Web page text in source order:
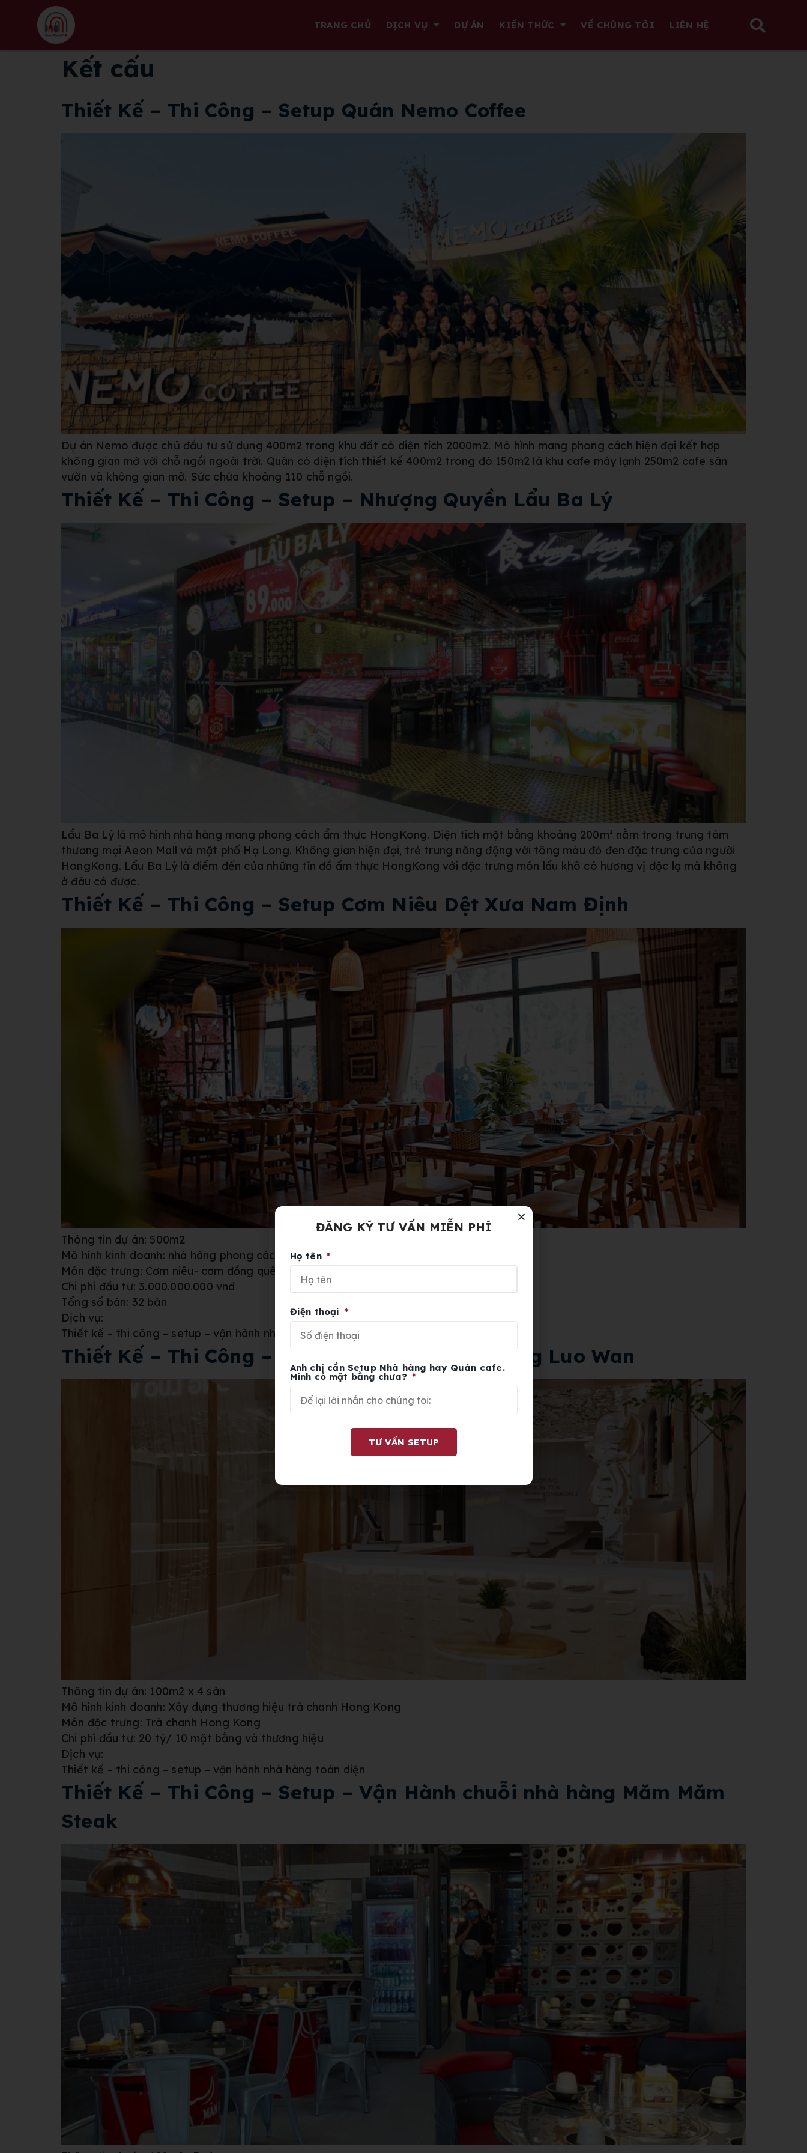
TRANG CHỦ DỊCH VỤ DỰ ÁN KIẾN THỨC VỀ CHÚNG TÔI LIÊN HỆ
Kết cấu
Thiết Kế – Thi Công – Setup Quán Nemo Coffee
Dự án Nemo được chủ đầu tư sử dụng 400m2 trong khu đất có diện tích 2000m2. Mô hình mang phong cách hiện đại kết hợp
không gian mở với chỗ ngồi ngoài trời. Quán có diện tích thiết kế 400m2 trong đó 150m2 là khu cafe máy lạnh 250m2 cafe sân
vườn và không gian mở. Sức chứa khoảng 110 chỗ ngồi.
Thiết Kế – Thi Công – Setup – Nhượng Quyền Lẩu Ba Lý
Lẩu Ba Lý là mô hình nhà hàng mang phong cách ẩm thực HongKong. Diện tích mặt bằng khoảng 200m² nằm trong trung tâm
thương mại Aeon Mall và mặt phố Hạ Long. Không gian hiện đại, trẻ trung năng động với tông màu đỏ đen đặc trưng của người
HongKong. Lẩu Ba Lý là điểm đến của những tín đồ ẩm thực HongKong với đặc trưng món lẩu khô có hương vị độc lạ mà không
ở đâu có được.
Thiết Kế – Thi Công – Setup Cơm Niêu Dệt Xưa Nam Định
Thông tin dự án: 500m2
Mô hình kinh doanh: nhà hàng phong cách Việt Nam
Món đặc trưng: Cơm niêu- cơm đồng quê
Chi phí đầu tư: 3.000.000.000 vnd
Tổng số bàn: 32 bàn
Dịch vụ:
Thiết kế – thi công – setup – vận hành nhà hàng toàn diện
Thiết Kế – Thi Công – Trà Chanh HongKong Tong Luo Wan
Thông tin dự án: 100m2 x 4 sàn
Mô hình kinh doanh: Xây dựng thương hiệu trà chanh Hong Kong
Món đặc trưng: Trà chanh Hong Kong
Chi phí đầu tư: 20 tỷ/ 10 mặt bằng và thương hiệu
Dịch vụ:
Thiết kế – thi công – setup – vận hành nhà hàng toàn diện
Thiết Kế – Thi Công – Setup – Vận Hành chuỗi nhà hàng Măm Măm
Steak
ĐĂNG KÝ TƯ VẤN MIỄN PHÍ
Họ tên
Điện thoại
Anh chị cần Setup Nhà hàng hay Quán cafe.
Mình có mặt bằng chưa?
TƯ VẤN SETUP